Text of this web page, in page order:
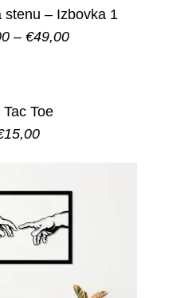
stenu – Izbovka 1
– €49,00Price
Tac Toe
15,00